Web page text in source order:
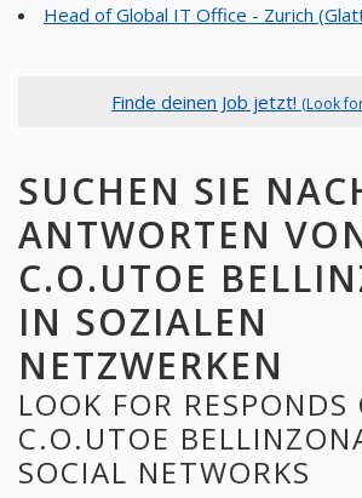
Head of Global IT Office - Zurich
Finde deinen Job jetzt! (Look
SUCHEN SIE
ANTWORTEN
C.O.UTOE
IN SOZIALEN
NETZWERKEN
LOOK FOR RESPONDS
C.O.UTOE
SOCIAL NETWORKS